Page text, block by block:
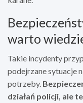
warto
Takie incydenty
podejrzane sytuacje
potrzeby.
działań policji, ale